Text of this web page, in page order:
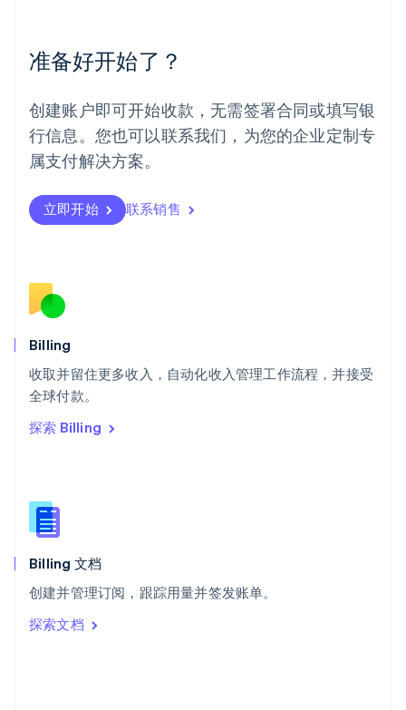
准备好开始了？
创建账户即可开始收款，无需签署合同或填写银
行信息。您也可以联系我们，为您的企业定制专
属支付解决方案。
立即开始 联系销售
Billing
收取并留住更多收入，自动化收入管理工作流程，并接受
全球付款。
探索 Billing
Billing 文档
创建并管理订阅，跟踪用量并签发账单。
探索文档
挪威
葡萄牙
Português English
日本
日本語English
瑞典
瑞士
DeutschFrançais
English
斯洛文尼亚
泰国
ไทยEnglish
希腊
English
西班牙
新西兰
English
匈牙利
English
ItalianoEnglish
印度
English